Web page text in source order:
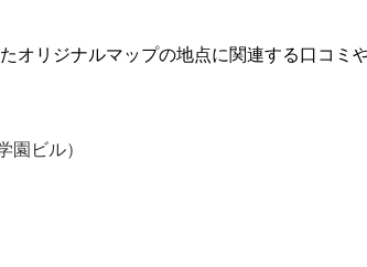
オリジナルマップの地点に関連する口コ
園ビル）